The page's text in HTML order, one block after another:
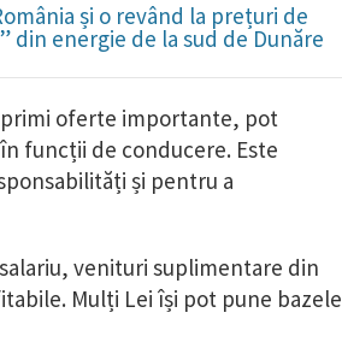
și o revând la prețuri de
din energie de la sud de Dunăre
primi oferte importante, pot
funcții de conducere. Este
și pentru a
venituri suplimentare din
Mulți Lei își pot pune bazele